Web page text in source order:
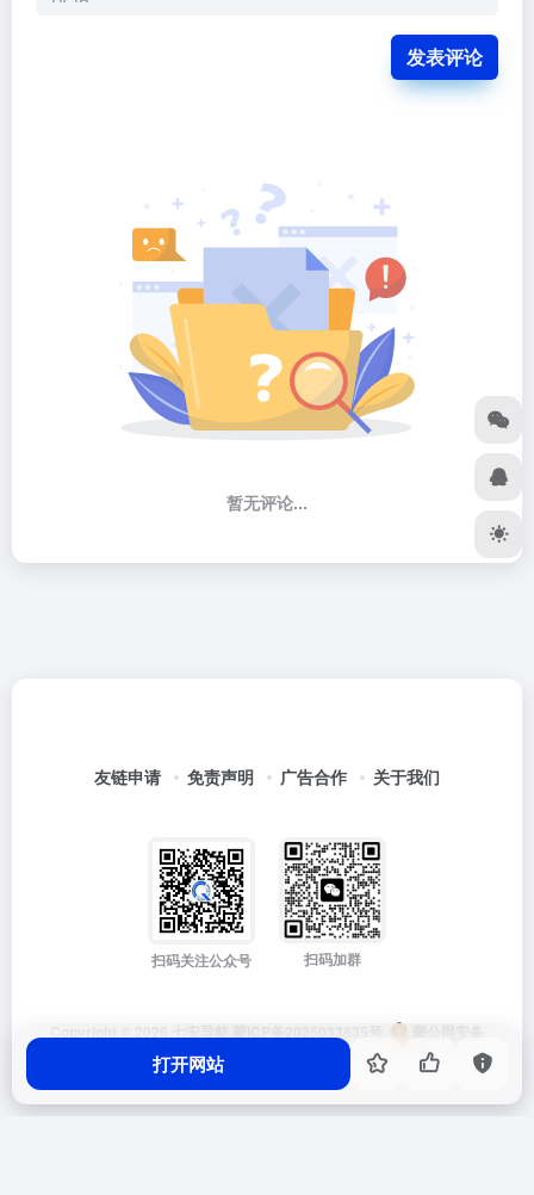
发表评论
暂无评论...
友链申请 免责声明 广告合作 关于我们
扫码关注公众号 扫码加群
15012202000171号
打开网站